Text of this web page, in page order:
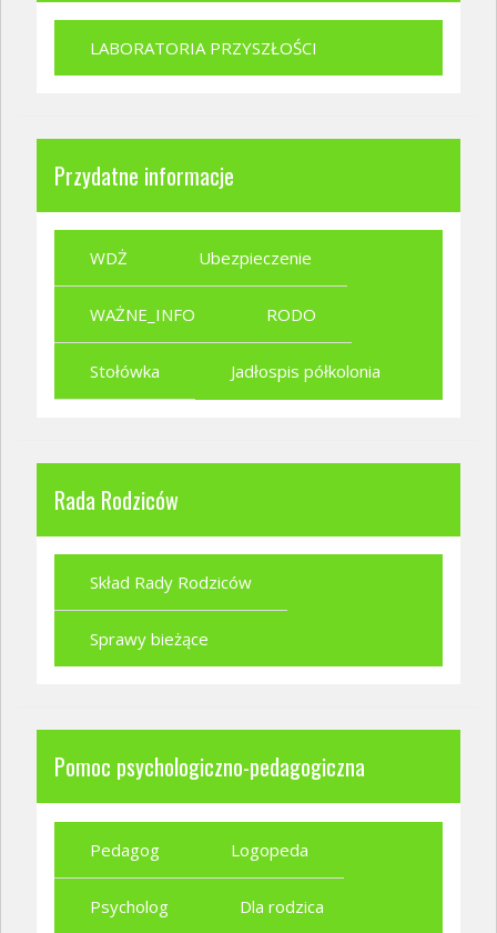
LABORATORIA PRZYSZŁOŚCI
Przydatne informacje
WDŻ Ubezpieczenie
WAŻNE_INFO RODO
Stołówka Jadłospis półkolonia
Rada Rodziców
Skład Rady Rodziców
Sprawy bieżące
Pomoc psychologiczno-pedagogiczna
Pedagog Logopeda
Psycholog Dla rodzica